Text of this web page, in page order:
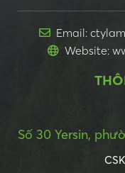
Email:
Website:
Số 30 Yersin,